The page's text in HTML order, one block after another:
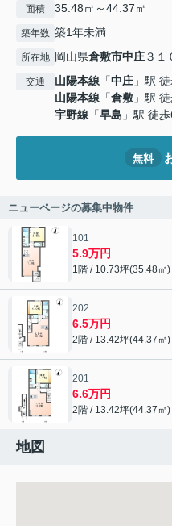
面積 35.48㎡～44.37㎡
築年数 築1年未満
所在地 岡山県倉敷市中庄３１
交通 山陽本線 「中庄 」駅
山陽本線 「倉敷 」駅
宇野線 「早島 」駅 徒
無料
ニューページの募集中物件
101
5.9万円
1階 / 10.73坪(35.48㎡)
202
6.5万円
2階 / 13.42坪(44.37㎡)
201
6.6万円
2階 / 13.42坪(44.37㎡)
地図